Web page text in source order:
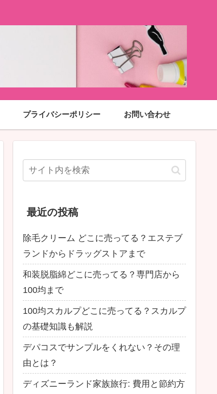
プライバシーポリシー お問い合わせ
最近の投稿
除毛クリーム どこに売ってる？エステブ
ランドからドラッグストアまで
和装脱脂綿どこに売ってる？専門店から
100均まで
100均スカルプどこに売ってる？スカルプ
の基礎知識も解説
デパコスでサンプルをくれない？その理
由とは？
ディズニーランド家族旅行: 費用と節約方